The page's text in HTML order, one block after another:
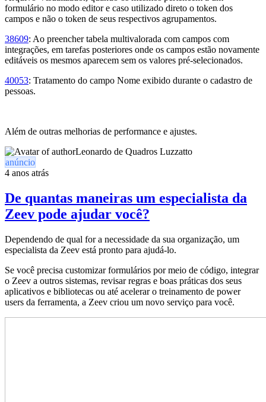
formulário no modo editor e caso utilizado direto o token dos
campos e não o token de seus respectivos agrupamentos.
38609: Ao preencher tabela multivalorada com campos com
integrações, em tarefas posteriores onde os campos estão novamente
editáveis os mesmos aparecem sem os valores pré-selecionados.
40053: Tratamento do campo Nome exibido durante o cadastro de
pessoas.
Além de outras melhorias de performance e ajustes.
Leonardo de Quadros Luzzatto
anúncio
4 anos atrás
De quantas maneiras um especialista da
Zeev pode ajudar você?
Dependendo de qual for a necessidade da sua organização, um
especialista da Zeev está pronto para ajudá-lo.
Se você precisa customizar formulários por meio de código, integrar
o Zeev a outros sistemas, revisar regras e boas práticas dos seus
aplicativos e bibliotecas ou até acelerar o treinamento de power
users da ferramenta, a Zeev criou um novo serviço para você.